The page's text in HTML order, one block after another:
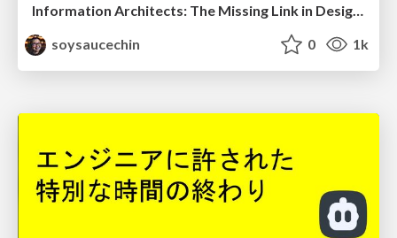
Information Architects: The Missing Link in Design Systems
soysaucechin
0 1k